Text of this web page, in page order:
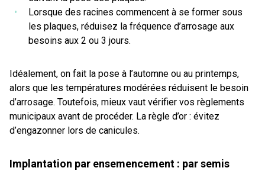
Lorsque des racines commencent à se former sous
les plaques, réduisez la fréquence d’arrosage aux
besoins aux 2 ou 3 jours.
Idéalement, on fait la pose à l’automne ou au printemps,
alors que les températures modérées réduisent le besoin
d’arrosage. Toutefois, mieux vaut vérifier vos règlements
municipaux avant de procéder. La règle d’or : évitez
d’engazonner lors de canicules.
Implantation par ensemencement : par semis